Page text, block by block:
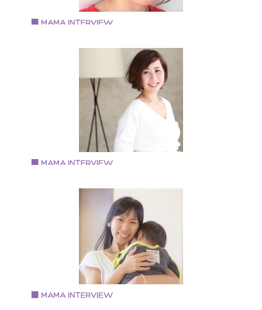
藤田 あみさん
美容メイクアドバイザー、ママ美容家
多数のウェブメディアで美容情報を執筆、監修してい
ママ美容家、メイクアドバイザー。 顔分析となりたい
をもとに似合うメイクを知れる、ペルソナメイクを提
唱。不定期でメイクレッスンを開催している。 コスメ
ンシェルジュであり、マキア公式ブロガーとしてマキ
オンラインでも美容情報を発信中。 プライベートでは
児の母であり、第二子出産間近。
桑野 順子さん
Days party & photograph
・フォトグラファー ・こどもとかめらフォトレッスン
定講師 ・日本バースデープランナー協会 上級バース
ープランナー ・2019年度 Flying Tiger Copenhagen
パーティー部 部長